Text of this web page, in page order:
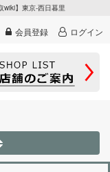
wiki】東京-西日暮里
会員登録 ログイン